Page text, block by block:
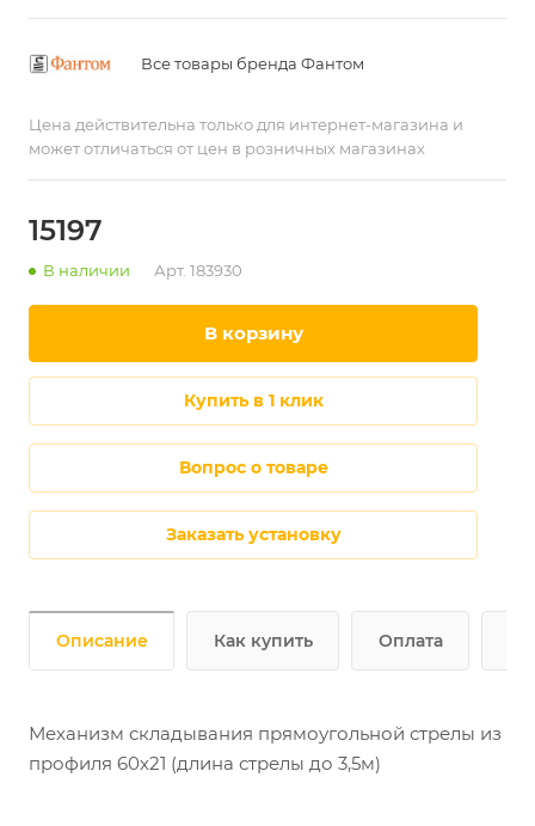
Все товары бренда Фантом
Цена действительна только для интернет-магазина и
может отличаться от цен в розничных магазинах
15197
В наличии Арт. 183930
в корзину
купить в 1 клик
Вопрос о товаре
Заказать установку
Описание Как купить Оплата
Механизм складывания прямоугольной стрелы из
профиля 60х21 (длина стрелы до 3,5м)